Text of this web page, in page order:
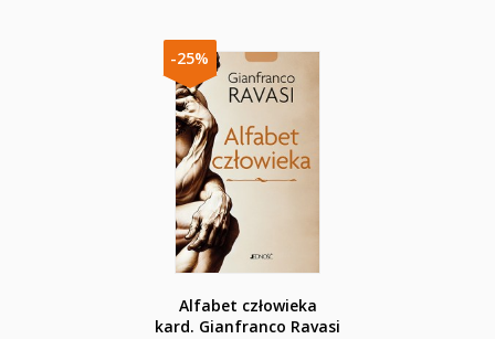
-25%
Alfabet człowieka
kard. Gianfranco Ravasi